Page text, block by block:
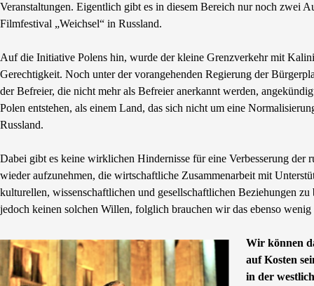
Veranstaltungen. Eigentlich gibt es in diesem Bereich nur noch zwei
Filmfestival „Weichsel“ in Russland.
Auf die Initiative Polens hin, wurde der kleine Grenzverkehr mit
Gerechtigkeit. Noch unter der vorangehenden Regierung der
der Befreier, die nicht mehr als Befreier anerkannt werden,
Polen entstehen, als einem Land, das sich nicht um eine
Russland.
Dabei gibt es keine wirklichen Hindernisse für eine Verbesserung
wieder aufzunehmen, die wirtschaftliche Zusammenarbeit mit
kulturellen, wissenschaftlichen und gesellschaftlichen Beziehungen
jedoch keinen solchen Willen, folglich brauchen wir das ebenso
Wir können
auf Kosten
in der